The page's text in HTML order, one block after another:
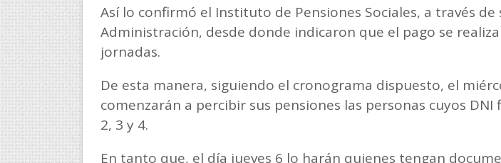
Así lo confirmó el Instituto de Pensiones Sociales, a través de
Administración, desde donde indicaron que el pago se
jornadas.
De esta manera, siguiendo el cronograma dispuesto, el
comenzarán a percibir sus pensiones las personas cuyos DNI
2, 3 y 4.
En tanto que, el día jueves 6 lo harán quienes tengan